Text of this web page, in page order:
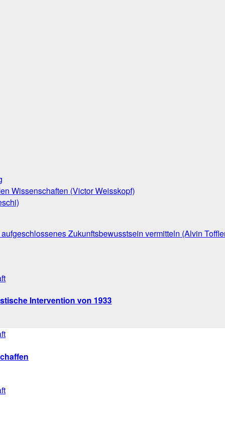
Wissenschaften (Victor Weisskopf)
Zukunftsbewusstsein vermitteln (Alvin
Intervention von 1933